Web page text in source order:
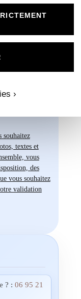
Mat
uniques
les
souhaitez
textes et
vous
des
vous souhaitez
validation
? : 06 95 21
›